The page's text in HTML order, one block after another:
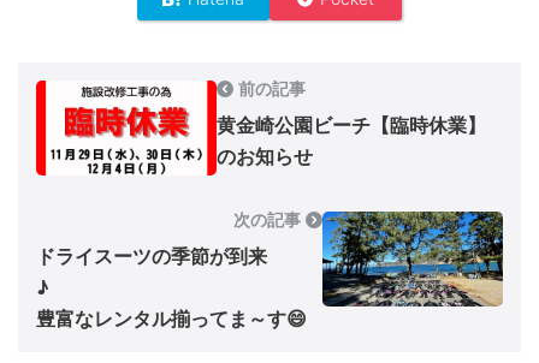
前の記事
黄金崎公園ビーチ【臨時休業】
のお知らせ
次の記事
ドライスーツの季節が到来
♪
豊富なレンタル揃ってま～す😄